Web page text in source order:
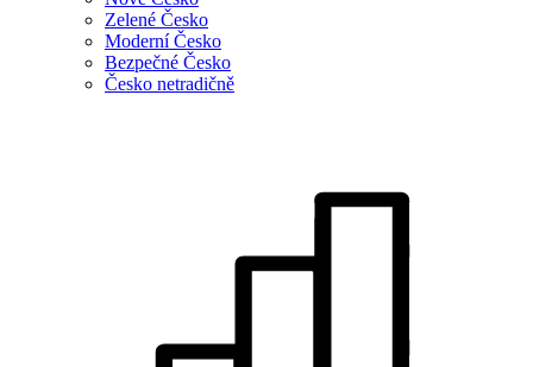
Zelené Česko
Moderní Česko
Bezpečné Česko
Česko netradičně